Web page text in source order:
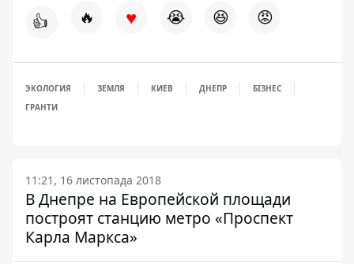
👍 🔥 ♥ 😭 😆 😡
ЭКОЛОГИЯ ЗЕМЛЯ КИЕВ ДНЕПР
БІЗНЕС
ГРАНТИ
11:21, 16 листопада 2018
В Днепре на Европейской площади
построят станцию метро «Проспект
Карла Маркса»